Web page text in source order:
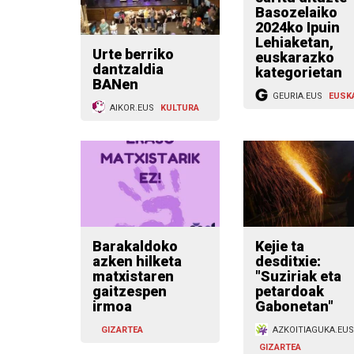
Urte berriko
dantzaldia
BANen
AIKOR.EUS KULTURA
Basozelaiko
2024ko Ipuin
Lehiaketan,
euskarazko
kategorietan
GEURIA.EUS
Barakaldoko
azken hilketa
matxistaren
gaitzespen
irmoa
GIZARTEA
Kejie ta
desditxie:
"Suziriak eta
petardoak
Gabonetan"
AZKOITIAGUKA.EUS
GIZARTEA